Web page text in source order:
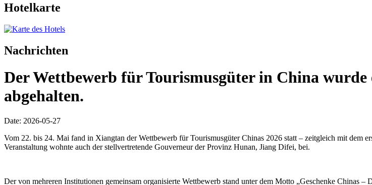
Hotelkarte
Nachrichten
Der Wettbewerb für Tourismusgüter in China
abgehalten.
Date: 2026-05-27
Vom 22. bis 24. Mai fand in Xiangtan der Wettbewerb für Tourismusgüter Chinas 2026 statt – zeitgleich mit
Veranstaltung wohnte auch der stellvertretende Gouverneur der Provinz Hunan, Jiang Difei, bei.
Der von mehreren Institutionen gemeinsam organisierte Wettbewerb stand unter dem Motto „Geschenke Chinas